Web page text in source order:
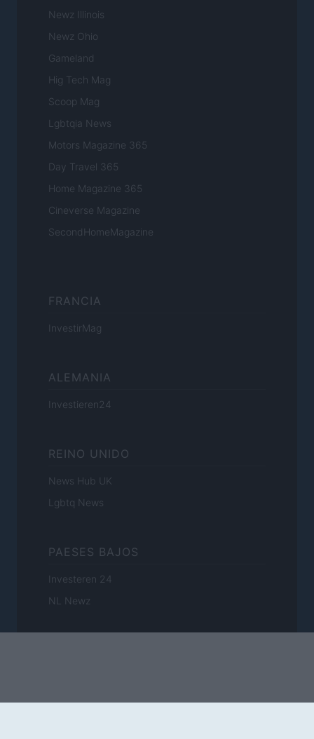
Newz Illinois
Newz Ohio
Gameland
Hig Tech Mag
Scoop Mag
Lgbtqia News
Motors Magazine 365
Day Travel 365
Home Magazine 365
Cineverse Magazine
SecondHomeMagazine
FRANCIA
InvestirMag
ALEMANIA
Investieren24
REINO UNIDO
News Hub UK
Lgbtq News
PAESES BAJOS
Investeren 24
NL Newz